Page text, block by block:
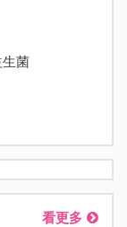
生菌
看更多